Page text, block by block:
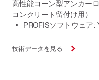
高性能コーン型アンカー
コンクリート留付け用）
PROFISソフトウェア:
技術データを見る